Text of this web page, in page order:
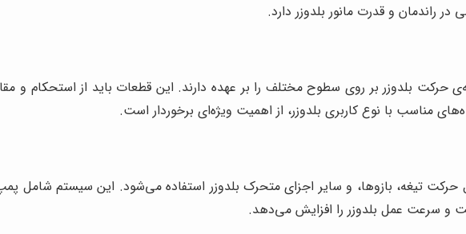
راندمان و قدرت مانور بلدوزر دارد.
حرکت بلدوزر بر روی سطوح مختلف را بر عهده دارند. این قطعات باید از استحکام و
مناسب با نوع کاربری بلدوزر، از اهمیت ویژه‌ای برخوردار است.
حرکت تیغه، بازوها، و سایر اجزای متحرک بلدوزر استفاده می‌شود. این سیستم شامل
سرعت عمل بلدوزر را افزایش می‌دهد.